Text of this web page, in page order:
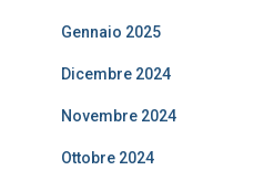
Gennaio 2025
Dicembre 2024
Novembre 2024
Ottobre 2024